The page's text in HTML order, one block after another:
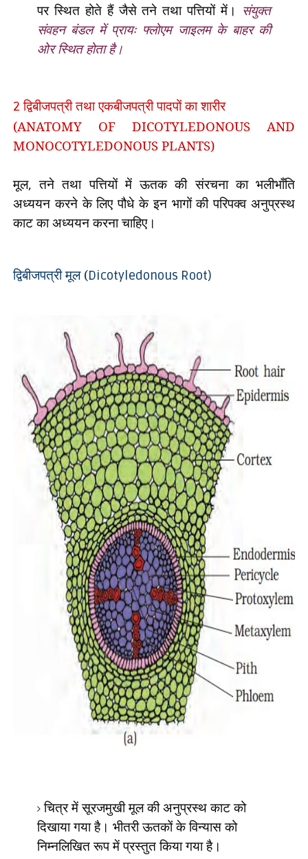
पर स्थित होते हैं जैसे तने तथा पत्तियों में। संयुक्त
संवहन बंडल में प्रायः फ्लोएम जाइलम के बाहर की
ओर स्थित होता है।
2 द्विबीजपत्री तथा एकबीजपत्री पादपों का शारीर
(ANATOMY OF DICOTYLEDONOUS AND
MONOCOTYLEDONOUS PLANTS)
मूल,तने तथा पत्तियों में ऊतक की संरचना का भलीभाँति
अध्ययन करने के लिए पौधे के इन भागों की परिपक्व अनुप्रस्थ
काट का अध्ययन करना चाहिए।
द्विबीजपत्री मूल (Dicotyledonous Root)
चित्रमें सूरजमुखी मूल कीअनुप्रस्थ काट को
दिखाया गया है। भीतरी ऊतकों के विन्यास को
निम्नलिखित रूप में प्रस्तुत किया गया है।